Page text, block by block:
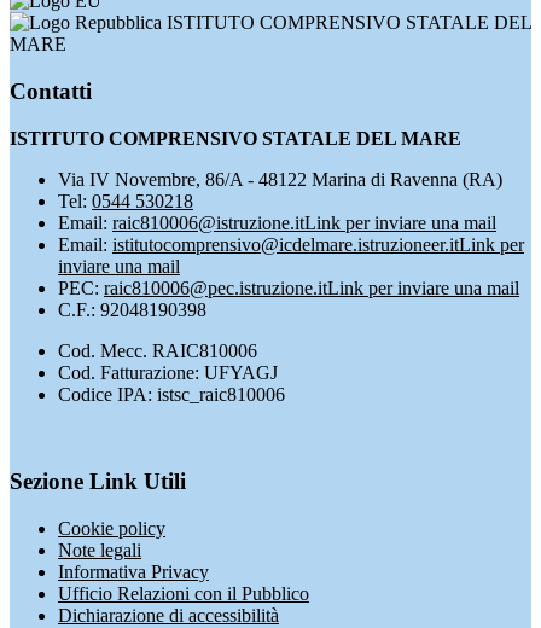
ISTITUTO COMPRENSIVO STATALE DEL
MARE
Contatti
ISTITUTO COMPRENSIVO STATALE DEL MARE
Via IV Novembre, 86/A - 48122 Marina di Ravenna (RA)
Tel: 0544 530218
Email: raic810006@istruzione.itLink per inviare una mail
Email: istitutocomprensivo@icdelmare.istruzioneer.itLink per
inviare una mail
PEC: raic810006@pec.istruzione.itLink per inviare una mail
C.F.: 92048190398
Cod. Mecc. RAIC810006
Cod. Fatturazione: UFYAGJ
Codice IPA: istsc_raic810006
Sezione Link Utili
Cookie policy
Note legali
Informativa Privacy
Ufficio Relazioni con il Pubblico
Dichiarazione di accessibilità